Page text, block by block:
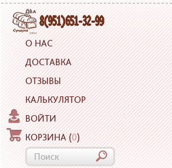
О НАС
ДОСТАВКА
ОТЗЫВЫ
КАЛЬКУЛЯТОР
ВОЙТИ
КОРЗИНА (0)